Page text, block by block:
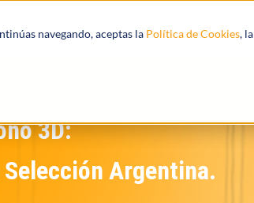
navegando, aceptas la Política de Cookies, la
Integraciones Recursos
3D:
Selección Argentina.